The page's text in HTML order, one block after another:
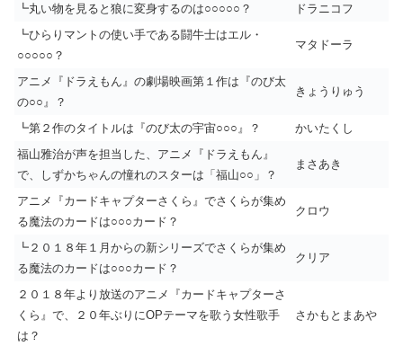
┗丸い物を見ると狼に変身するのは○○○○○？
ドラニコフ
┗ひらりマントの使い手である闘牛士はエル・
○○○○○？
マタドーラ
アニメ『ドラえもん』の劇場映画第１作は『のび太
の○○』？
きょうりゅう
┗第２作のタイトルは『のび太の宇宙○○○』？
かいたくし
福山雅治が声を担当した、アニメ『ドラえもん』
で、しずかちゃんの憧れのスターは「福山○○」？
まさあき
アニメ『カードキャプターさくら』でさくらが集め
る魔法のカードは○○○カード？
クロウ
┗２０１８年１月からの新シリーズでさくらが集め
る魔法のカードは○○○カード？
クリア
２０１８年より放送のアニメ『カードキャプターさ
くら』で、２０年ぶりにOPテーマを歌う女性歌手
は？
さかもとまあや